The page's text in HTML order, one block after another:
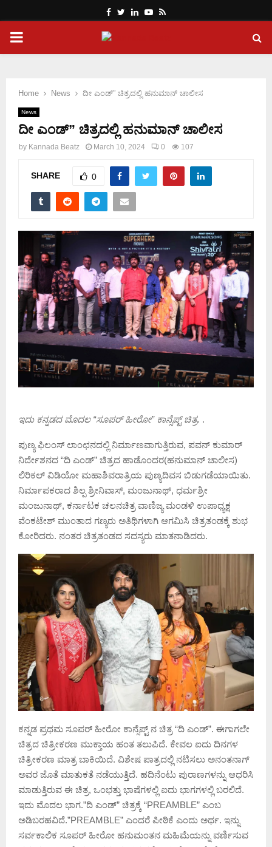
Facebook
Twitter
LinkedinYoutube
Rss
PRIMARY
Home News ದೀ ಎಂಡ್” ಚಿತ್ರದಲ್ಲಿ ಹನುಮಾನ್ ಚಾಲೀಸ
News
ದೀ ಎಂಡ್” ಚಿತ್ರದಲ್ಲಿ ಹನುಮಾನ್ ಚಾಲೀಸ
by Kannada Beatz March 10, 2024 0 107
SHARE 0
ಇದು ಕನ್ನಡದ ಮೊದಲ “ಸೂಪರ್ ಹೀರೋ” ಕಾನ್ಸೆಪ್ಟ್ ಚಿತ್ರ. .
ಪುಣ್ಯ ಫಿಲಂಸ್ ಲಾಂಛನದಲ್ಲಿ ನಿರ್ಮಾಣವಾಗುತ್ತಿರುವ, ಪವನ್ ಕುಮಾರ್
ನಿರ್ದೇಶನದ “ದಿ ಎಂಡ್” ಚಿತ್ರದ ಹಾಡೊಂದರ(ಹನುಮಾನ್ ಚಾಲೀಸ)
ಲಿರಿಕಲ್ ವಿಡಿಯೋ ಮಹಾಶಿವರಾತ್ರಿಯ ಪುಣ್ಯದಿವಸ ಬಿಡುಗಡೆಯಾಯಿತು.
ನಿರ್ಮಾಪಕರಾದ ಶಿಲ್ಪ ಶ್ರೀನಿವಾಸ್, ಮಂಜುನಾಥ್, ಧರ್ಮಶ್ರೀ
ಮಂಜುನಾಥ್, ಕರ್ನಾಟಕ ಚಲನಚಿತ್ರ ವಾಣಿಜ್ಯ ಮಂಡಳಿ ಉಪಾಧ್ಯಕ್ಷ
ವೆಂಕಟೇಶ್ ಮುಂತಾದ ಗಣ್ಯರು ಅತಿಥಿಗಳಾಗಿ ಆಗಮಿಸಿ ಚಿತ್ರತಂಡಕ್ಕೆ ಶುಭ
ಕೋರಿದರು. ನಂತರ ಚಿತ್ರತಂಡದ ಸದಸ್ಯರು ಮಾತನಾಡಿದರು.
ಕನ್ನಡ ಪ್ರಥಮ ಸೂಪರ್ ಹೀರೋ ಕಾನ್ಸೆಪ್ಟ್ ನ ಚಿತ್ರ “ದಿ ಎಂಡ್”‌‌. ಈಗಾಗಲೇ
ಚಿತ್ರದ ಚಿತ್ರೀಕರಣ ಮುಕ್ತಾಯ ಹಂತ ತಲುಪಿದೆ. ಕೇವಲ ಐದು ದಿನಗಳ
ಚಿತ್ರೀಕರಣ ಮಾತ್ರ ಬಾಕಿಯಿದೆ. ವಿಶೇಷ ಪಾತ್ರದಲ್ಲಿ ನಟಿಸಲು ಅನಂತನಾಗ್
ಅವರ ಜೊತೆ ಮಾತುಕತೆ ನಡೆಯುತ್ತಿದೆ. ಹದಿನೆಂಟು ಪುರಾಣಗಳನ್ನು ಆಧರಿಸಿ
ಮಾಡುತ್ತಿರುವ ಈ ಚಿತ್ರ, ಒಂಭತ್ತು ಭಾಷೆಗಳಲ್ಲಿ ಐದು ಭಾಗಗಳಲ್ಲಿ ಬರಲಿದೆ.
ಇದು ಮೊದಲ ಭಾಗ.”ದಿ ಎಂಡ್” ಚಿತ್ರಕ್ಕೆ “PREAMBLE” ಎಂಬ
ಅಡಿಬರಹವಿದೆ.”PREAMBLE” ಎಂದರೆ ಪೀಠಿಕೆ ಎಂದು ಅರ್ಥ. ಇನ್ನು
ಸರ್ವಕಾಲಿಕ ಸೂಪರ್ ಹೀರೋ ಹನುಮಂತನ ಮಹಿಮೆಯನ್ನು ವರ್ಣಿಸುವ